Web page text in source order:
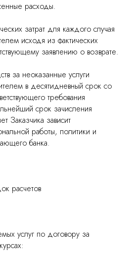
расходы.
затрат для каждого случая
исходя из фактических
заявлению о возврате.
за неоказанные услуги
в десятидневный срок со
требования
срок зачисления
Заказчика зависит
работы, политики и
банка.
расчетов
услуг по договору за